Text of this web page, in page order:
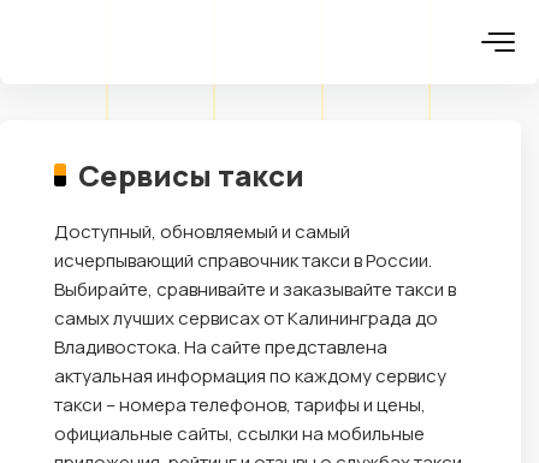
Сервисы такси
Доступный, обновляемый и самый
исчерпывающий справочник такси в России.
Выбирайте, сравнивайте и заказывайте такси в
самых лучших сервисах от Калининграда до
Владивостока. На сайте представлена
актуальная информация по каждому сервису
такси – номера телефонов, тарифы и цены,
официальные сайты, ссылки на мобильные